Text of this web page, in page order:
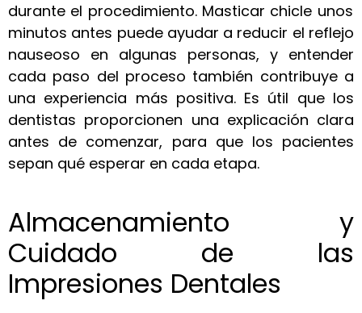
durante el procedimiento. Masticar chicle unos
minutos antes puede ayudar a reducir el reflejo
nauseoso en algunas personas, y entender
cada paso del proceso también contribuye a
una experiencia más positiva. Es útil que los
dentistas proporcionen una explicación clara
antes de comenzar, para que los pacientes
sepan qué esperar en cada etapa.
Almacenamiento y
Cuidado de las
Impresiones Dentales